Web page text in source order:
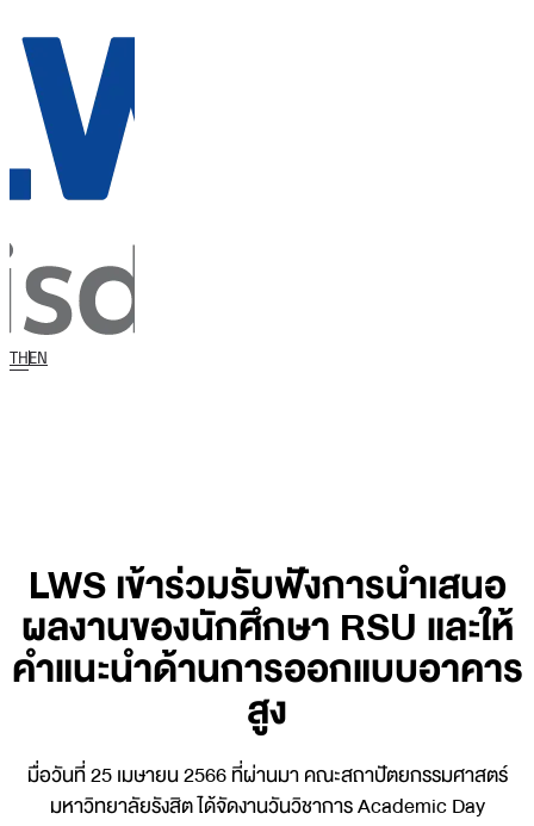
THEN
LWS เข้าร่วมรับฟังการนำเสนอ
ผลงานของนักศึกษา RSU และให้
คำแนะนำด้านการออกแบบอาคาร
สูง
มื่อวันที่ 25 เมษายน 2566 ที่ผ่านมา คณะสถาปัตยกรรมศาสตร์
มหาวิทยาลัยรังสิต ได้จัดงานวันวิชาการ Academic Day